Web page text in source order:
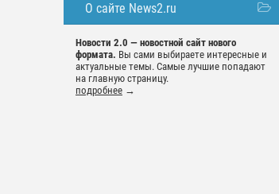
О сайте News2.ru
Новости 2.0 — новостной сайт нового
формата. Вы сами выбираете интересные и
актуальные темы. Самые лучшие попадают
на главную страницу.
подробнее →